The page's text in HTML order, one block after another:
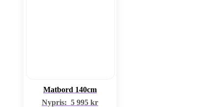
Matbord 140cm
Nypris: 5 995 kr